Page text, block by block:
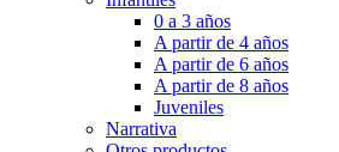
0 a 3 años
A partir de 4 años
A partir de 6 años
A partir de 8 años
Juveniles
Narrativa